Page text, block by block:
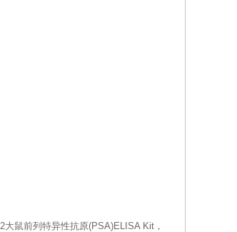
鼠前列特异性抗原(PSA)ELISA Kit，